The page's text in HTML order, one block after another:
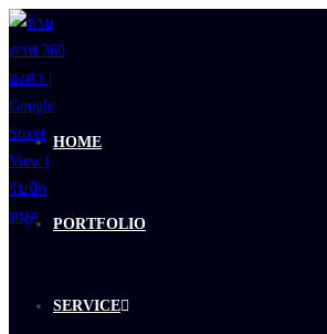
Skip
to
content
HOME
PORTFOLIO
SERVICE